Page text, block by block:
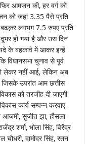
फिर आमजन की, हर वर्ग को
को जहां 3.35 पैसे प्रति
बढक़र लगभग 7.5 रुपए प्रति
हो गया है और उस दिन
के बहकावे में आकर इन्हें
विधानसभा चुनाव से पूर्व
लेकर नहीं आई, लेकिन अब
जिसके उपरांत आम छत्तीस
को तरजीह दी जाएगी
कार्य सम्पन्न करवाए
आजमी, सुजीत झा, हौसला
शर्मा, भोला सिंह, विरेंद्र
चौधरी, दामोदर सिंह, रतन